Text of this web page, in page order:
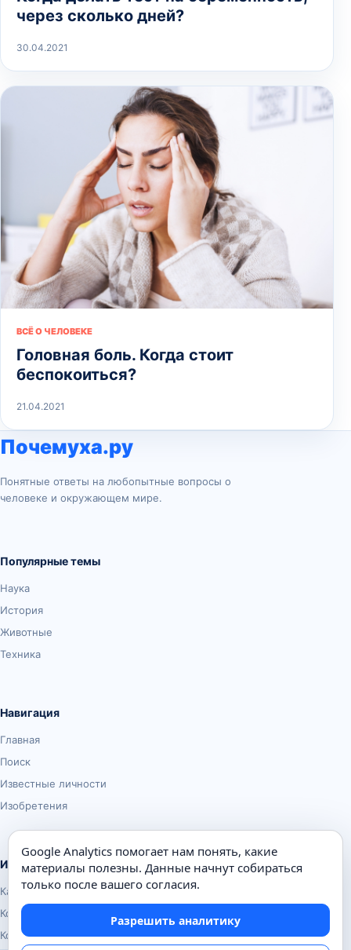
через сколько дней?
30.04.2021
ВСЁ О ЧЕЛОВЕКЕ
Головная боль. Когда стоит
беспокоиться?
21.04.2021
Почемуха.ру
Понятные ответы на любопытные вопросы о
человеке и окружающем мире.
Популярные темы
Наука
История
Животные
Техника
Навигация
Главная
Поиск
Известные личности
Изобретения
Информация
Карта сайта
Контакты
Конфиденциальность
Google Analytics помогает нам понять, какие
материалы полезны. Данные начнут собираться
только после вашего согласия.
Разрешить аналитику